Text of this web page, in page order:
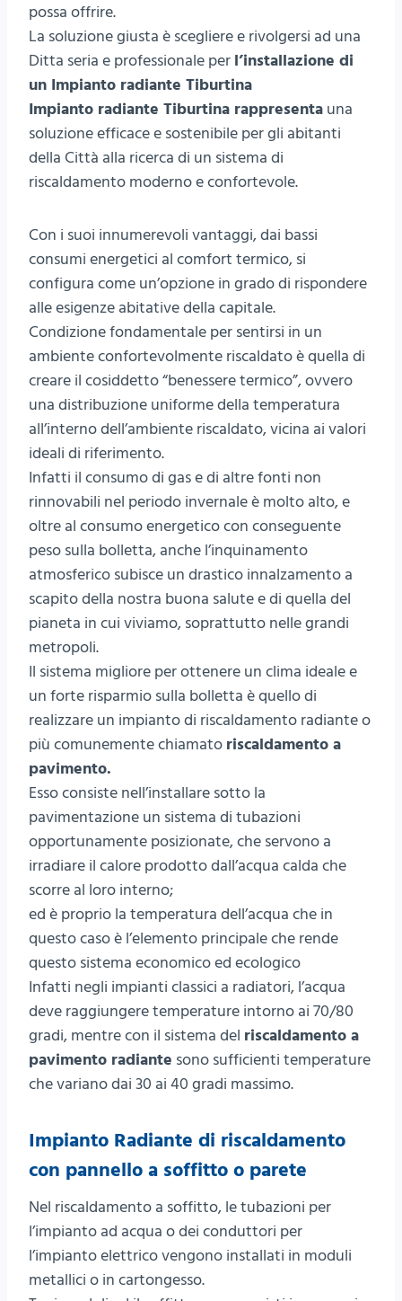
possa offrire.
La soluzione giusta è scegliere e rivolgersi ad una
Ditta seria e professionale per l’installazione di
un Impianto radiante Tiburtina
Impianto radiante Tiburtina rappresenta una
soluzione efficace e sostenibile per gli abitanti
della Città alla ricerca di un sistema di
riscaldamento moderno e confortevole.
Con i suoi innumerevoli vantaggi, dai bassi
consumi energetici al comfort termico, si
configura come un’opzione in grado di rispondere
alle esigenze abitative della capitale.
Condizione fondamentale per sentirsi in un
ambiente confortevolmente riscaldato è quella di
creare il cosiddetto “benessere termico”, ovvero
una distribuzione uniforme della temperatura
all’interno dell’ambiente riscaldato, vicina ai valori
ideali di riferimento.
Infatti il consumo di gas e di altre fonti non
rinnovabili nel periodo invernale è molto alto, e
oltre al consumo energetico con conseguente
peso sulla bolletta, anche l’inquinamento
atmosferico subisce un drastico innalzamento a
scapito della nostra buona salute e di quella del
pianeta in cui viviamo, soprattutto nelle grandi
metropoli.
Il sistema migliore per ottenere un clima ideale e
un forte risparmio sulla bolletta è quello di
realizzare un impianto di riscaldamento radiante o
più comunemente chiamato riscaldamento a
pavimento.
Esso consiste nell’installare sotto la
pavimentazione un sistema di tubazioni
opportunamente posizionate, che servono a
irradiare il calore prodotto dall’acqua calda che
scorre al loro interno;
ed è proprio la temperatura dell’acqua che in
questo caso è l’elemento principale che rende
questo sistema economico ed ecologico
Infatti negli impianti classici a radiatori, l’acqua
deve raggiungere temperature intorno ai 70/80
gradi, mentre con il sistema del riscaldamento a
pavimento radiante sono sufficienti temperature
che variano dai 30 ai 40 gradi massimo.
Impianto Radiante di riscaldamento
con pannello a soffitto o parete
Nel riscaldamento a soffitto, le tubazioni per
l’impianto ad acqua o dei conduttori per
l’impianto elettrico vengono installati in moduli
metallici o in cartongesso.